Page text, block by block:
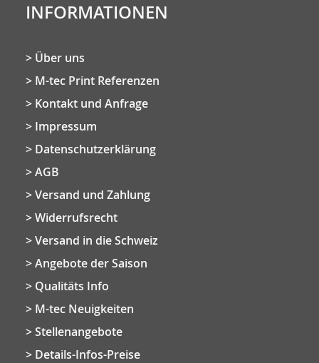
INFORMATIONEN
Über uns
M-tec Print Referenzen
Kontakt und Anfrage
Impressum
Datenschutzerklärung
AGB
Versand und Zahlung
Widerrufsrecht
Versand in die Schweiz
Angebote der Saison
Qualitäts Info
M-tec Neuigkeiten
Stellenangebote
Details-Infos-Preise